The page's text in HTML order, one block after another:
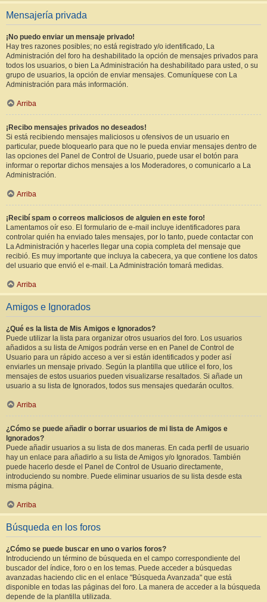
Mensajería privada
¡No puedo enviar un mensaje privado!
Hay tres razones posibles; no está registrado y/o identificado, La
Administración del foro ha deshabilitado la opción de mensajes privados para
todos los usuarios, o bien La Administración ha deshabilitado para usted, o su
grupo de usuarios, la opción de enviar mensajes. Comuníquese con La
Administración para más información.
Arriba
¡Recibo mensajes privados no deseados!
Si está recibiendo mensajes maliciosos u ofensivos de un usuario en
particular, puede bloquearlo para que no le pueda enviar mensajes dentro de
las opciones del Panel de Control de Usuario, puede usar el botón para
informar o reportar dichos mensajes a los Moderadores, o comunicarlo a La
Administración.
Arriba
¡Recibí spam o correos maliciosos de alguien en este foro!
Lamentamos oír eso. El formulario de e-mail incluye identificadores para
controlar quién ha enviado tales mensajes, por lo tanto, puede contactar con
La Administración y hacerles llegar una copia completa del mensaje que
recibió. Es muy importante que incluya la cabecera, ya que contiene los datos
del usuario que envió el e-mail. La Administración tomará medidas.
Arriba
Amigos e Ignorados
¿Qué es la lista de Mis Amigos e Ignorados?
Puede utilizar la lista para organizar otros usuarios del foro. Los usuarios
añadidos a su lista de Amigos podrán verse en en Panel de Control de
Usuario para un rápido acceso a ver si están identificados y poder así
enviarles un mensaje privado. Según la plantilla que utilice el foro, los
mensajes de estos usuarios pueden visualizarse resaltados. Si añade un
usuario a su lista de Ignorados, todos sus mensajes quedarán ocultos.
Arriba
¿Cómo se puede añadir o borrar usuarios de mi lista de Amigos e
Ignorados?
Puede añadir usuarios a su lista de dos maneras. En cada perfil de usuario
hay un enlace para añadirlo a su lista de Amigos y/o Ignorados. También
puede hacerlo desde el Panel de Control de Usuario directamente,
introduciendo su nombre. Puede eliminar usuarios de su lista desde esta
misma página.
Arriba
Búsqueda en los foros
¿Cómo se puede buscar en uno o varios foros?
Introduciendo un término de búsqueda en el campo correspondiente del
buscador del índice, foro o en los temas. Puede acceder a búsquedas
avanzadas haciendo clic en el enlace "Búsqueda Avanzada" que está
disponible en todas las páginas del foro. La manera de acceder a la búsqueda
depende de la plantilla utilizada.